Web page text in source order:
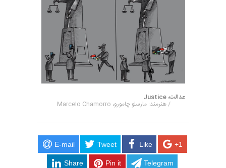
عدالت، Justice
/ هنرمند: مارسلو چامورو، Marcelo Chamorro
E-mail Tweet Like +1
Share Pin it Telegram